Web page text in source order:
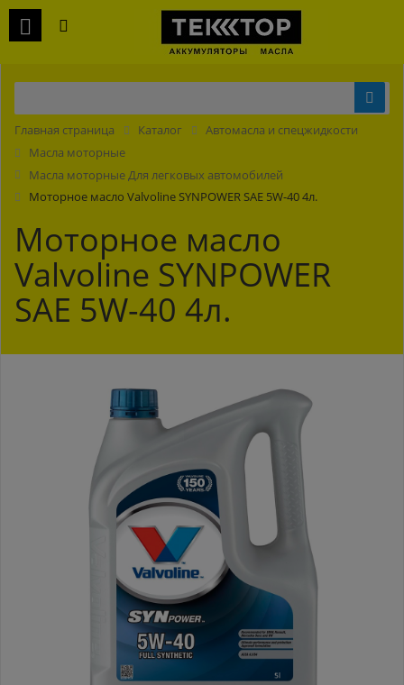
Главная страница Каталог
Автомасла и спецжидкости
Масла моторные
Масла моторные Для легковых автомобилей
Моторное масло Valvoline SYNPOWER SAE 5W-40 4л.
Моторное масло
Valvoline SYNPOWER
SAE 5W-40 4л.